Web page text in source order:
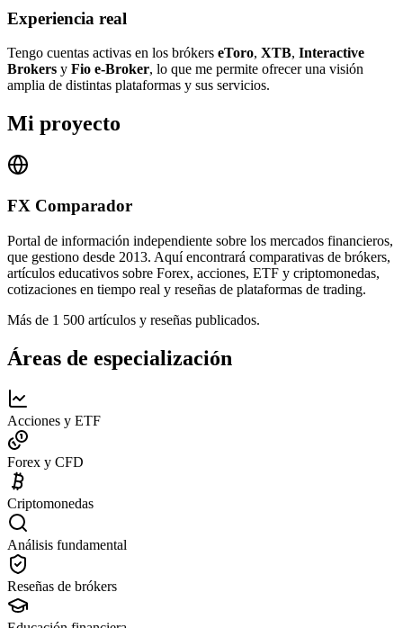
Experiencia real
Tengo cuentas activas en los brókers eToro, XTB, Interactive
Brokers y Fio e-Broker, lo que me permite ofrecer una visión
amplia de distintas plataformas y sus servicios.
Mi proyecto
FX Comparador
Portal de información independiente sobre los mercados financieros,
que gestiono desde 2013. Aquí encontrará comparativas de brókers,
artículos educativos sobre Forex, acciones, ETF y criptomonedas,
cotizaciones en tiempo real y reseñas de plataformas de trading.
Más de 1 500 artículos y reseñas publicados.
Áreas de especialización
Acciones y ETF
Forex y CFD
Criptomonedas
Análisis fundamental
Reseñas de brókers